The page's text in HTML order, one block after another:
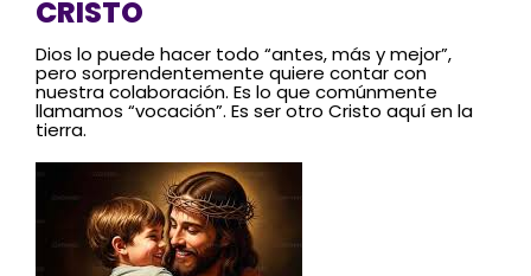
CRISTO
Dios lo puede hacer todo “antes, más y mejor”,
pero sorprendentemente quiere contar con
nuestra colaboración. Es lo que comúnmente
llamamos “vocación”. Es ser otro Cristo aquí en la
tierra.